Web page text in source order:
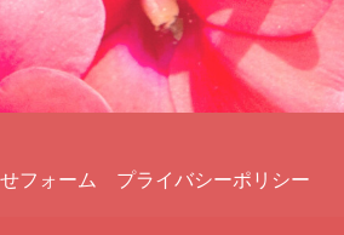
フォーム プライバシーポリシー